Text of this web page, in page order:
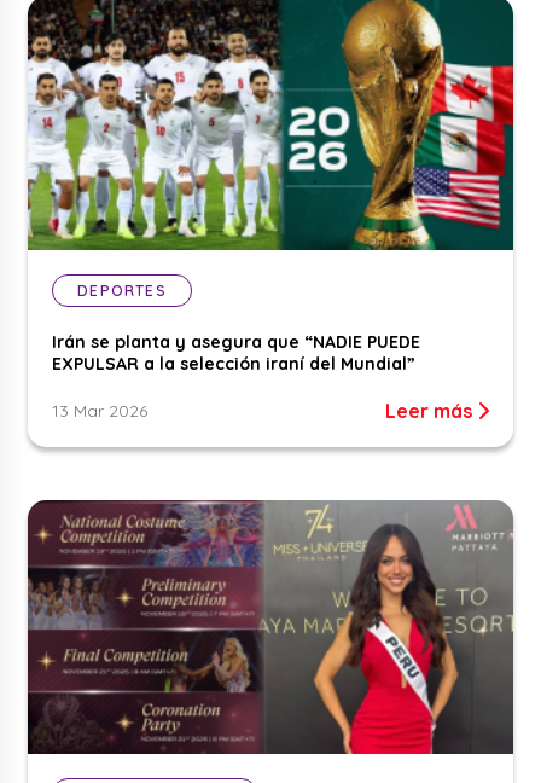
DEPORTES
Irán se planta y asegura que “NADIE PUEDE
EXPULSAR a la selección iraní del Mundial”
13 Mar 2026 Leer más